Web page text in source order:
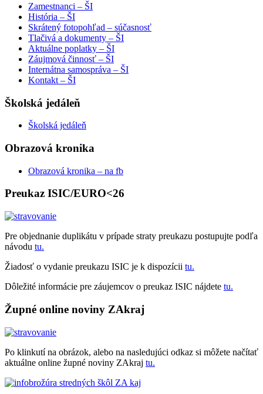
Zamestnanci – ŠI
História – ŠI
Skrátený fotopohľad – súčasnosť
Tlačivá a dokumenty – ŠI
Aktuálne poplatky – ŠI
Záujmová činnosť – ŠI
Internátna samospráva – ŠI
Kontakt – ŠI
Školská jedáleň
Školská jedáleň
Obrazová kronika
Obrazová kronika – na fb
Preukaz ISIC/EURO<26
Pre objednanie duplikátu v prípade straty preukazu postupujte podľa
návodu tu.
Žiadosť o vydanie preukazu ISIC je k dispozícii tu.
Dôležité informácie pre záujemcov o preukaz ISIC nájdete tu.
Župné online noviny ZAkraj
Po klinkutí na obrázok, alebo na nasledujúci odkaz si môžete načítať
aktuálne online župné noviny ZAkraj tu.